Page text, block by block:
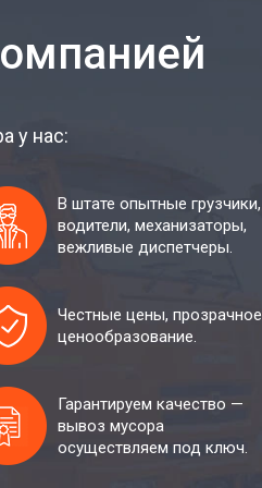
у нас:
В штате опытные грузчики,
водители, механизаторы,
вежливые диспетчеры.
Честные цены, прозрачное
ценообразование.
Гарантируем качество —
вывоз мусора
осуществляем под ключ.